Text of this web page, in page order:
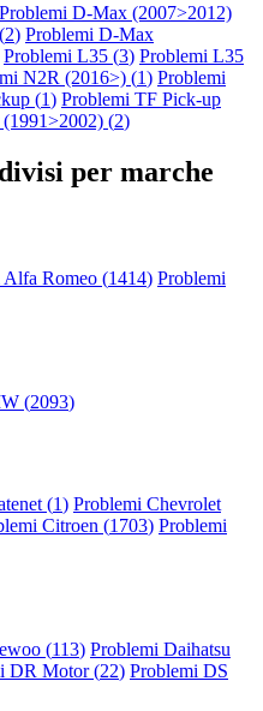
Problemi D-Max (2007>2012)
2) Problemi D-Max
Problemi L35 (3) Problemi L35
N2R (2016>) (1) Problemi
(1) Problemi TF Pick-up
(2)
per marche
Alfa Romeo (1414) Problemi
(2093)
(1) Problemi Chevrolet
Citroen (1703) Problemi
(113) Problemi Daihatsu
DR Motor (22) Problemi DS